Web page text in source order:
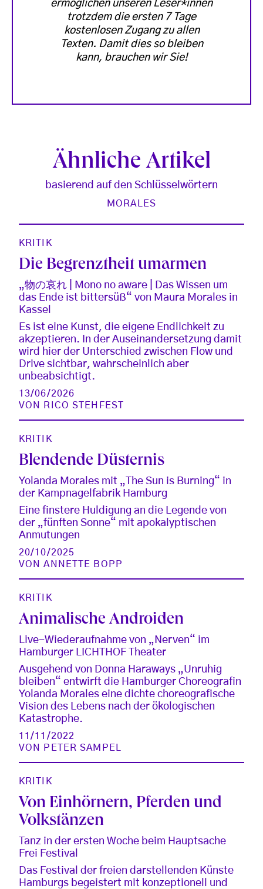
ermöglichen unseren Leser*innen
trotzdem die ersten 7 Tage
kostenlosen Zugang zu allen
Texten. Damit dies so bleiben
kann, brauchen wir Sie!
Ähnliche Artikel
basierend auf den Schlüsselwörtern
MORALES
KRITIK
Die Begrenztheit umarmen
„物の哀れ | Mono no aware | Das Wissen um
das Ende ist bittersüß“ von Maura Morales in
Kassel
Es ist eine Kunst, die eigene Endlichkeit zu
akzeptieren. In der Auseinandersetzung damit
wird hier der Unterschied zwischen Flow und
Drive sichtbar, wahrscheinlich aber
unbeabsichtigt.
13/06/2026
VON
RICO STEHFEST
KRITIK
Blendende Düsternis
Yolanda Morales mit „The Sun is Burning“ in
der Kampnagelfabrik Hamburg
Eine finstere Huldigung an die Legende von
der „fünften Sonne“ mit apokalyptischen
Anmutungen
20/10/2025
VONANNETTE BOPP
KRITIK
Animalische Androiden
Live-Wiederaufnahme von „Nerven“ im
Hamburger LICHTHOF Theater
Ausgehend von Donna Haraways „Unruhig
bleiben“ entwirft die Hamburger Choreografin
Yolanda Morales eine dichte choreografische
Vision des Lebens nach der ökologischen
Katastrophe.
11/11/2022
VON
PETER SAMPEL
KRITIK
Von Einhörnern, Pferden und
Volkstänzen
Tanz in der ersten Woche beim Hauptsache
Frei Festival
Das Festival der freien darstellenden Künste
Hamburgs begeistert mit konzeptionell und